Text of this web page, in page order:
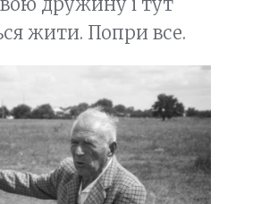
жити. Попри все.